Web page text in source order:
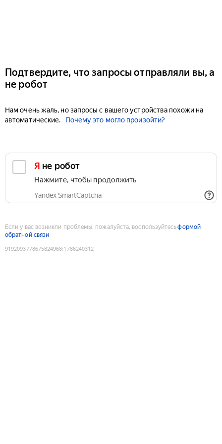
Подтвердите, что запросы отправляли вы, а
не робот
Нам очень жаль, но запросы с вашего устройства похожи на
автоматические.
Почему это могло произойти?
Я не робот
Нажмите, чтобы продолжить
Yandex SmartCaptcha
Если у вас возникли проблемы, пожалуйста, воспользуйтесьформой
обратной связи
9192093778675824968:1786240312